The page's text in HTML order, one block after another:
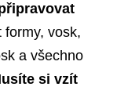
formy, vosk,
a všechno
si vzít